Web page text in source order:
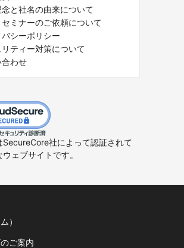
と社名の由来について
ミナーのご依頼について
シーポリシー
リティー対策について
わせ
SecureCore社によって認証されて
ェブサイトです。
）
ご案内